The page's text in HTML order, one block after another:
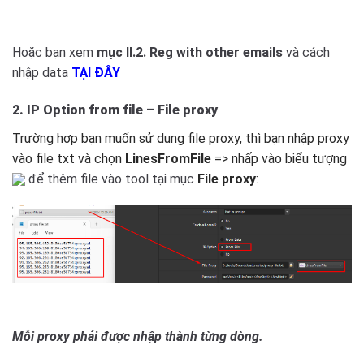
Hoặc bạn xem mục II.2. Reg with other emails và cách
nhập data TẠI ĐÂY
2. IP Option from file – File proxy
Trường hợp bạn muốn sử dụng file proxy, thì bạn nhập proxy
vào file txt và chọn LinesFromFile => nhấp vào biểu tượng
để thêm file vào tool tại mục File proxy:
Mỗi proxy phải được nhập thành từng dòng.